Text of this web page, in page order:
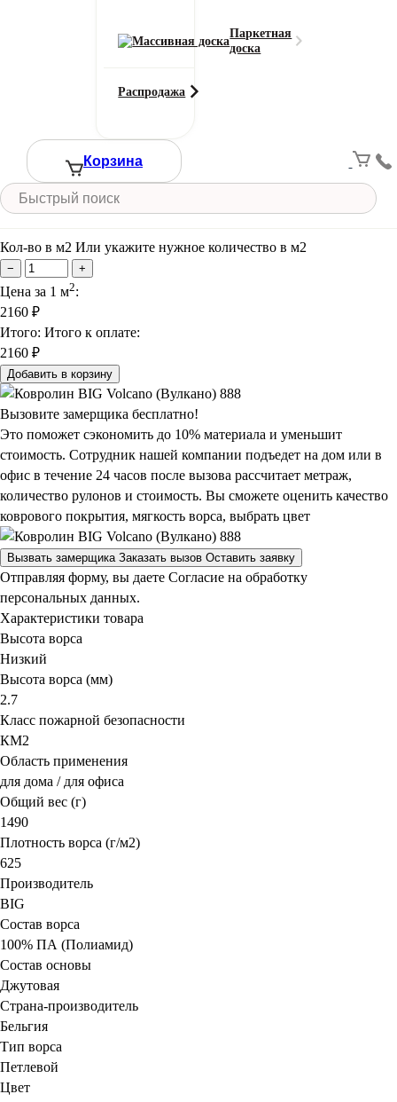
Паркетная
доска
Распродажа
Корзина
Длина (м)
Кол-во в м2 Или укажите нужное количество в м2
− +
Цена за 1 м2:
2160 ₽
Итого: Итого к оплате:
2160 ₽
Добавить в корзину
Вызовите замерщика бесплатно!
Это поможет сэкономить до 10% материала и уменьшит
стоимость. Сотрудник нашей компании подъедет на дом или в
офис в течение 24 часов после вызова рассчитает метраж,
количество рулонов и стоимость. Вы сможете оценить качество
коврового покрытия, мягкость ворса, выбрать цвет
Вызвать замерщика Заказать вызов Оставить заявку
Отправляя форму, вы даете Согласие на обработку
персональных данных.
Характеристики товара
Высота ворса
Низкий
Высота ворса (мм)
2.7
Класс пожарной безопасности
КМ2
Область применения
для дома / для офиса
Общий вес (г)
1490
Плотность ворса (г/м2)
625
Производитель
BIG
Состав ворса
100% ПА (Полиамид)
Состав основы
Джутовая
Страна-производитель
Бельгия
Тип ворса
Петлевой
Цвет